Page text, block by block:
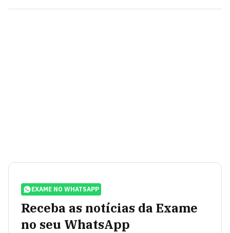
EXAME NO WHATSAPP
Receba as notícias da Exame
no seu WhatsApp